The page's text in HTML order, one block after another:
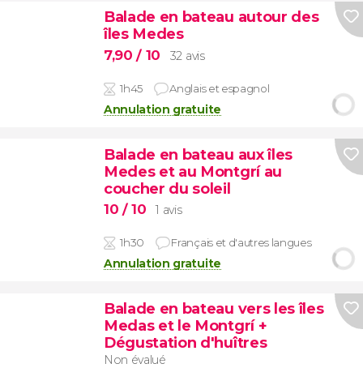
Balade en bateau autour des
îles Medes
7,90/ 10 32 avis
1h45 Anglais et espagnol
Annulation gratuite
Balade en bateau aux îles
Medes et au Montgrí au
coucher du soleil
10 / 10 1 avis
1h30 Français et d'autres langues
Annulation gratuite
Balade en bateau vers les îles
Medas et le Montgrí +
Dégustation d'huîtres
Non évalué